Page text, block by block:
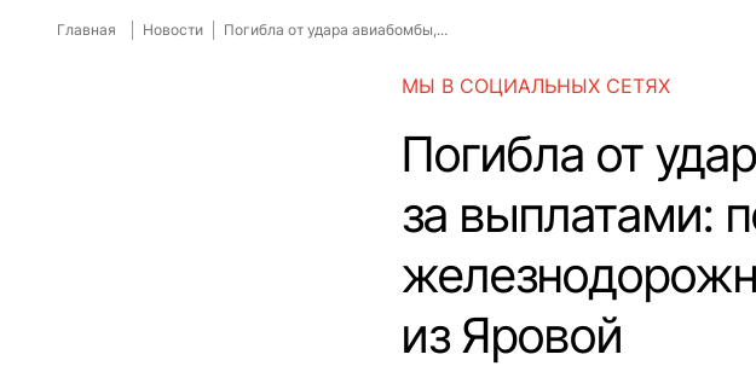
Главная Новости Погибла от удара авиабомбы,...
МЫ В СОЦИАЛЬНЫХ СЕТЯХ
Погибла от
за выплатами:
из Яровой